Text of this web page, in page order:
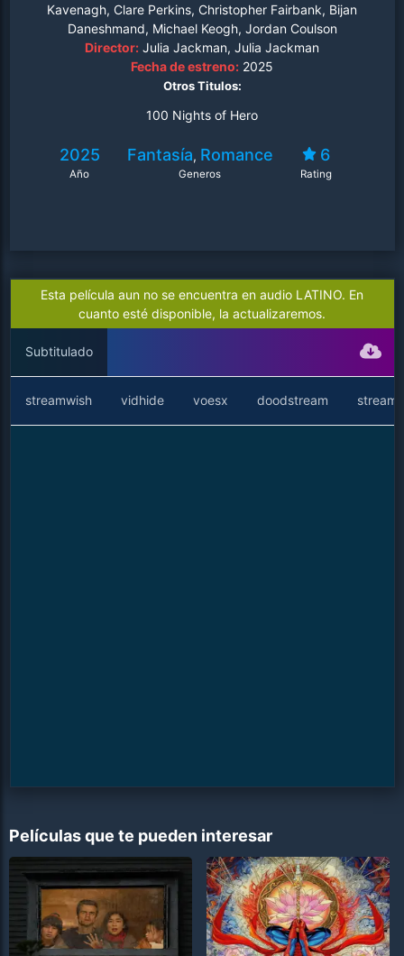
Kavenagh, Clare Perkins, Christopher Fairbank, Bijan
Daneshmand, Michael Keogh, Jordan Coulson
Director: Julia Jackman, Julia Jackman
Fecha de estreno: 2025
Otros Titulos:
100 Nights of Hero
2025
Año
Fantasía, Romance
Generos
6
Rating
Esta película aun no se encuentra en audio LATINO. En
cuanto esté disponible, la actualizaremos.
Subtitulado
streamwish vidhide voesx doodstream
Películas que te pueden interesar